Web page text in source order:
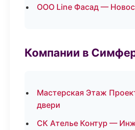
ООО Line Фасад —
Компании в
Мастерская Этаж
двери
СК Ателье Контур —